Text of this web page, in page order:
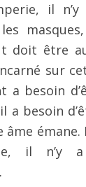
il
doit être
sur
a besoin
a besoin
émane.
il n’y